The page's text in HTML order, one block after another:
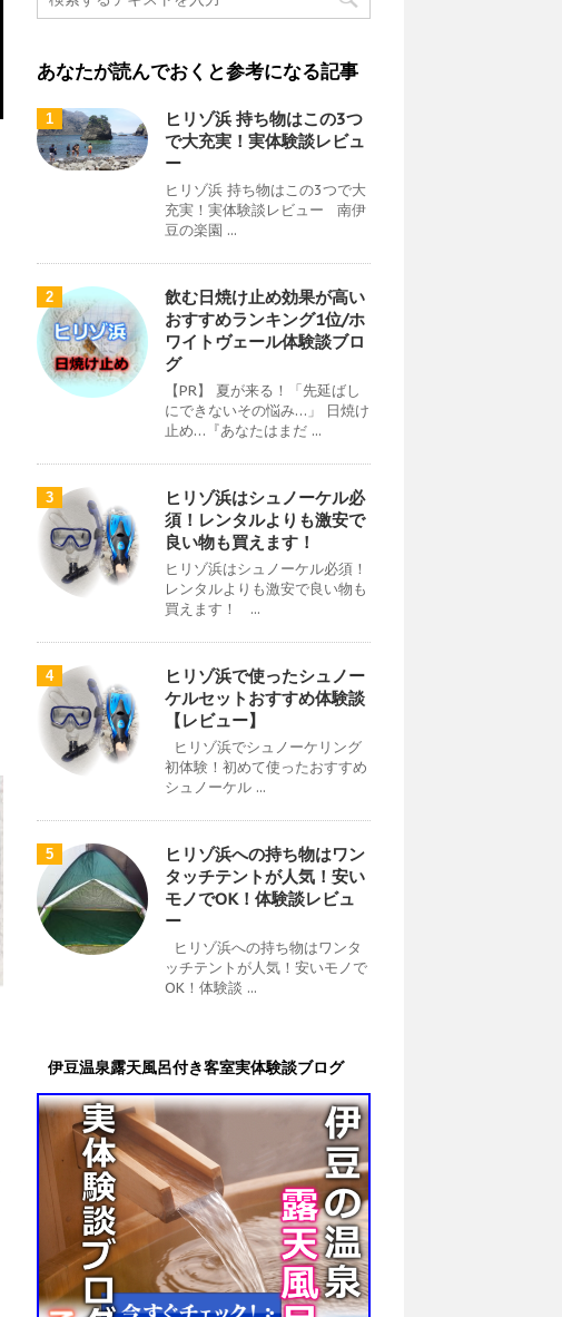
あなたが読んでおくと参考になる記事
1
ヒリゾ浜 持ち物はこの3つ
で大充実！実体験談レビュ
ー
ヒリゾ浜 持ち物はこの3つで大
充実！実体験談レビュー 南伊
豆の楽園 ...
2
飲む日焼け止め効果が高い
おすすめランキング1位/ホ
ワイトヴェール体験談ブロ
グ
【PR】 夏が来る！「先延ばし
にできないその悩み…」 日焼け
止め…『あなたはまだ ...
3
ヒリゾ浜はシュノーケル必
須！レンタルよりも激安で
良い物も買えます！
ヒリゾ浜はシュノーケル必須！
レンタルよりも激安で良い物も
買えます！ ...
4
ヒリゾ浜で使ったシュノー
ケルセットおすすめ体験談
【レビュー】
ヒリゾ浜でシュノーケリング
初体験！初めて使ったおすすめ
シュノーケル ...
5
ヒリゾ浜への持ち物はワン
タッチテントが人気！安い
モノでOK！体験談レビュ
ー
ヒリゾ浜への持ち物はワンタ
ッチテントが人気！安いモノで
OK！体験談 ...
伊豆温泉露天風呂付き客室実体験談ブログ